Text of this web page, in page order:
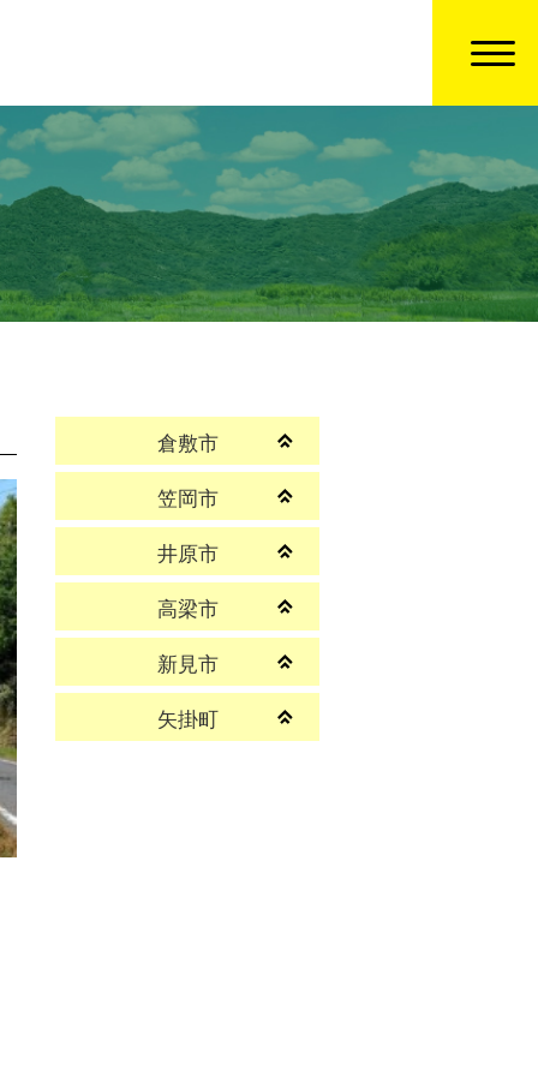
倉敷市
笠岡市
井原市
高梁市
新見市
矢掛町